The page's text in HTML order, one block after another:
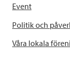
Event
Politik och
Våra lokala